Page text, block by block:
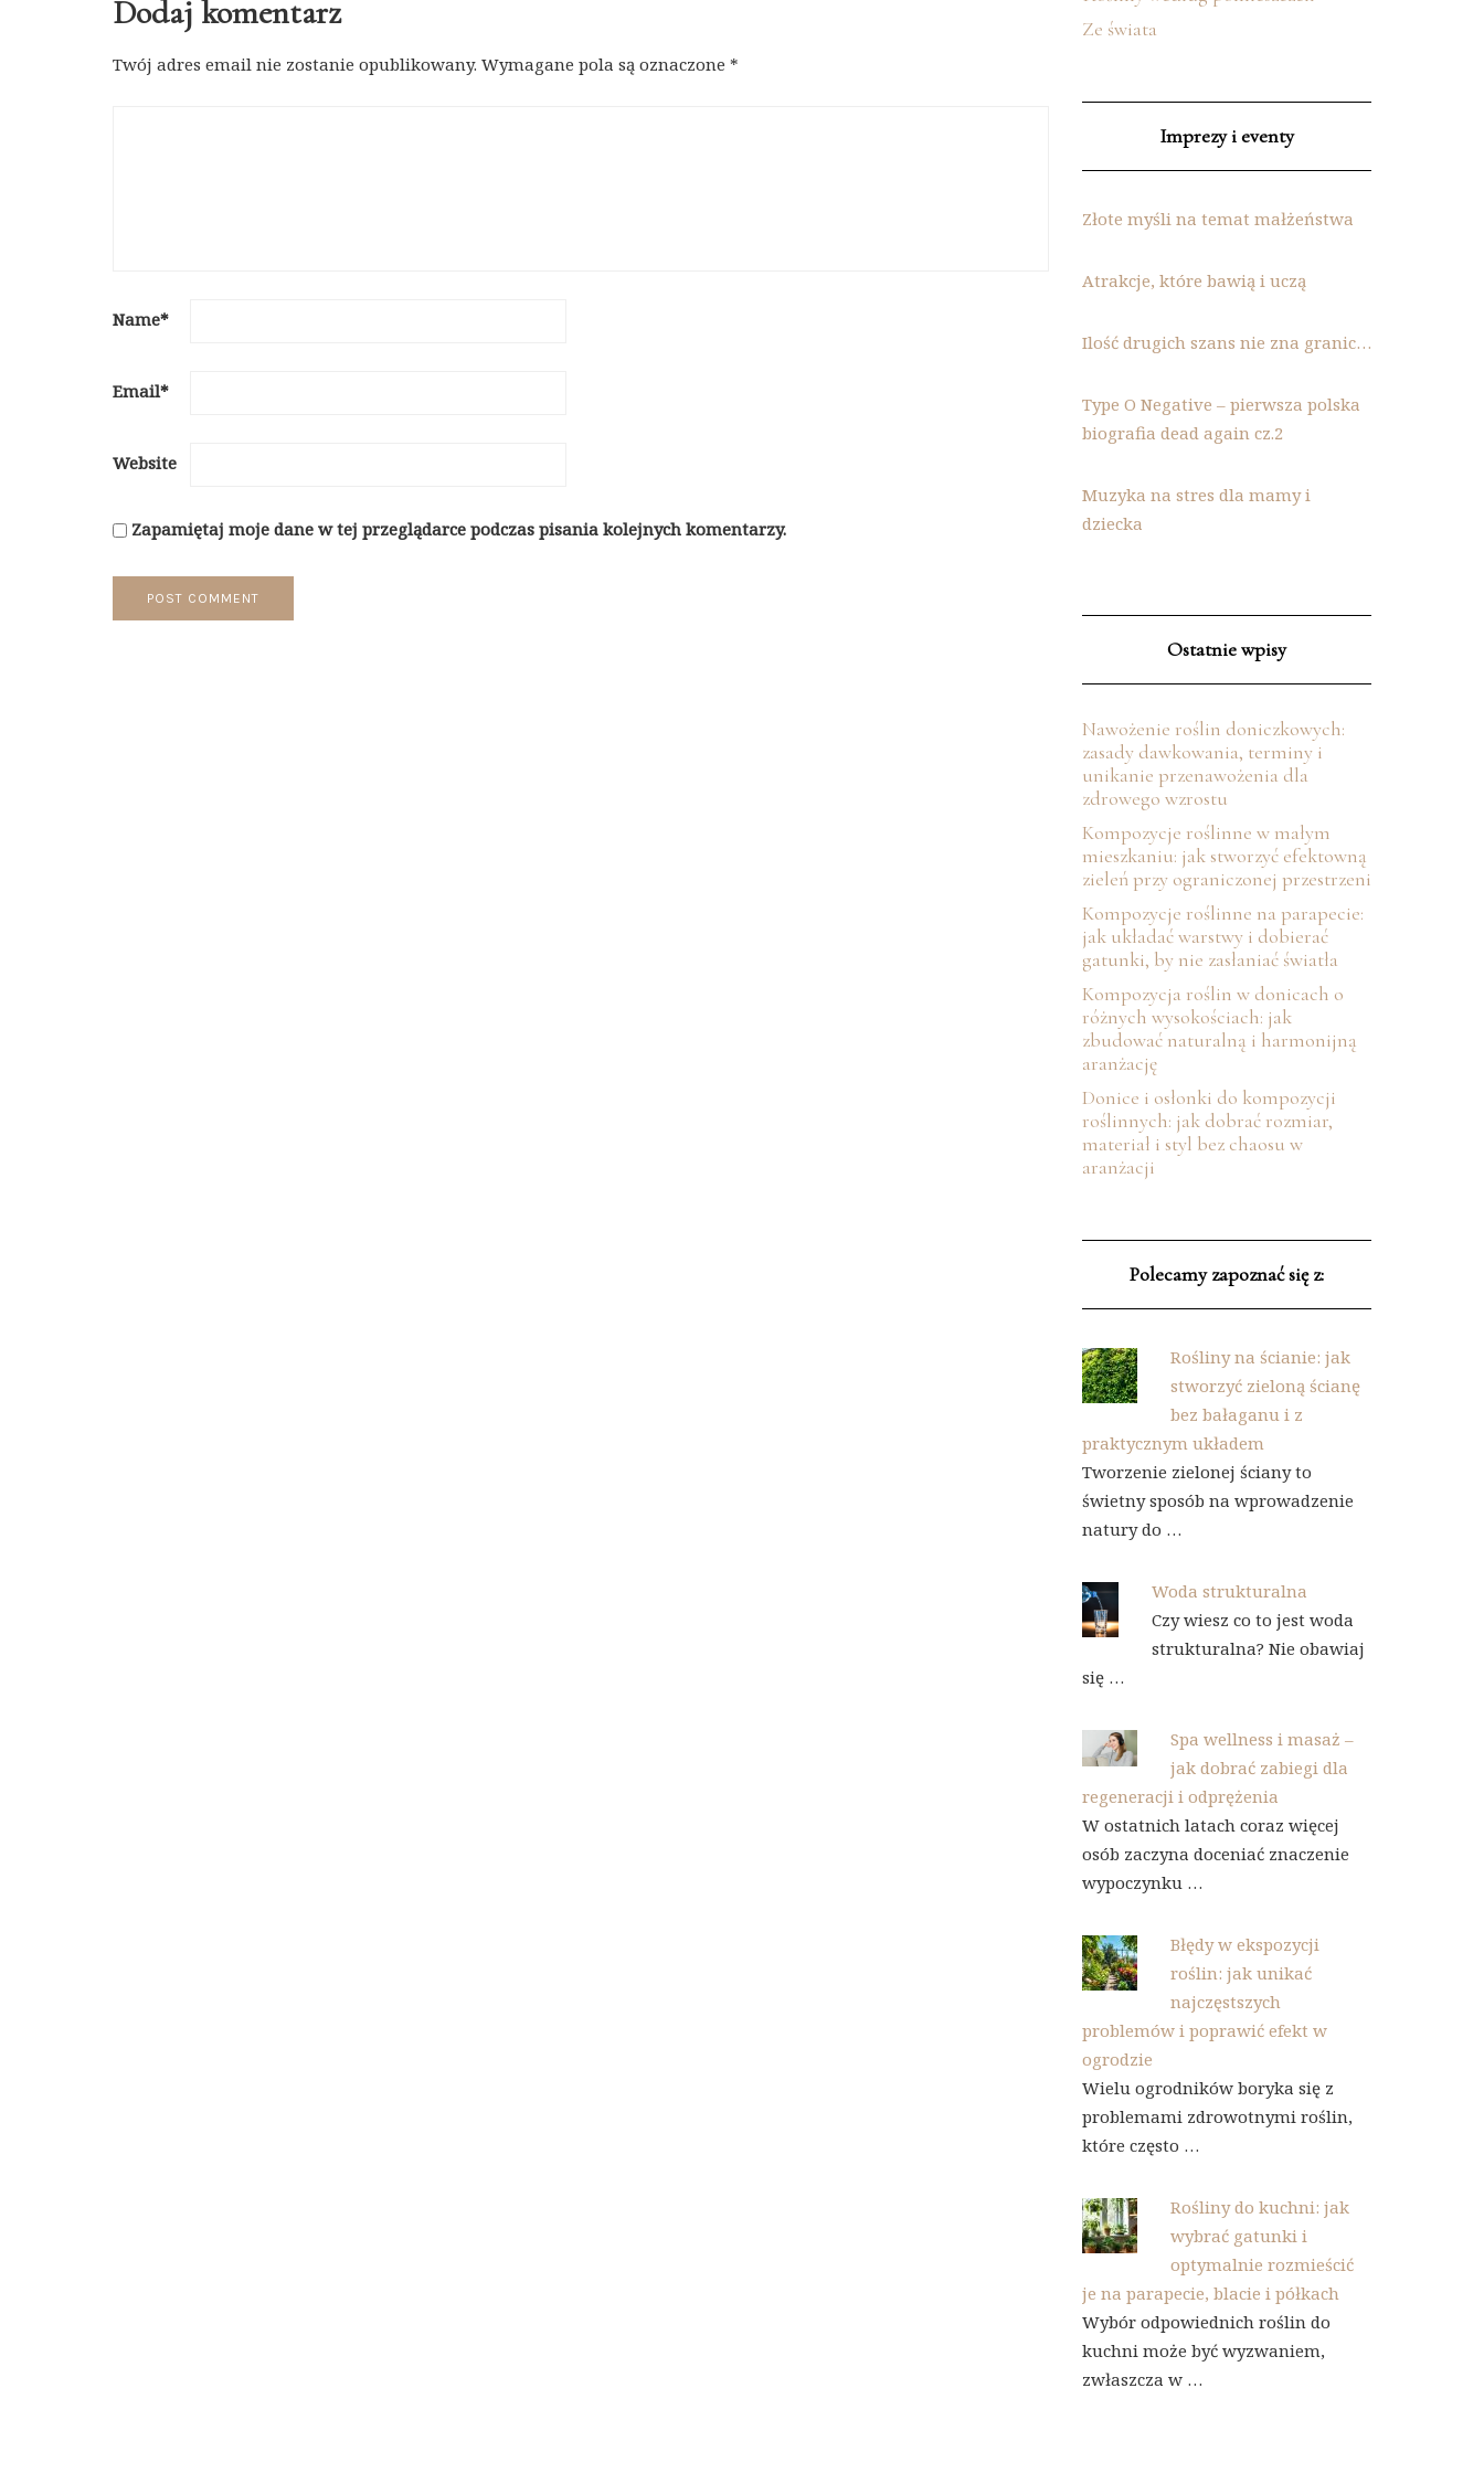
Dodaj komentarz
Twój adres email nie zostanie opublikowany. Wymagane pola są oznaczone *
Name*
Email*
Website
Zapamiętaj moje dane w tej przeglądarce podczas pisania kolejnych komentarzy.
Ze świata
Imprezy i eventy
Złote myśli na temat małżeństwa
Atrakcje, które bawią i uczą
Ilość drugich szans nie zna granic…
Type O Negative – pierwsza polska
biografia dead again cz.2
Muzyka na stres dla mamy i
dziecka
Ostatnie wpisy
Nawożenie roślin doniczkowych:
zasady dawkowania, terminy i
unikanie przenawożenia dla
zdrowego wzrostu
Kompozycje roślinne w małym
mieszkaniu: jak stworzyć efektowną
zieleń przy ograniczonej przestrzeni
Kompozycje roślinne na parapecie:
jak układać warstwy i dobierać
gatunki, by nie zasłaniać światła
Kompozycja roślin w donicach o
różnych wysokościach: jak
zbudować naturalną i harmonijną
aranżację
Donice i osłonki do kompozycji
roślinnych: jak dobrać rozmiar,
materiał i styl bez chaosu w
aranżacji
Polecamy zapoznać się z:
Rośliny na ścianie: jak
stworzyć zieloną ścianę
bez bałaganu i z
praktycznym układem
Tworzenie zielonej ściany to
świetny sposób na wprowadzenie
natury do …
Woda strukturalna
Czy wiesz co to jest woda
strukturalna? Nie obawiaj
się …
Spa wellness i masaż –
jak dobrać zabiegi dla
regeneracji i odprężenia
W ostatnich latach coraz więcej
osób zaczyna doceniać znaczenie
wypoczynku …
Błędy w ekspozycji
roślin: jak unikać
najczęstszych
problemów i poprawić efekt w
ogrodzie
Wielu ogrodników boryka się z
problemami zdrowotnymi roślin,
które często …
Rośliny do kuchni: jak
wybrać gatunki i
optymalnie rozmieścić
je na parapecie, blacie i półkach
Wybór odpowiednich roślin do
kuchni może być wyzwaniem,
zwłaszcza w …